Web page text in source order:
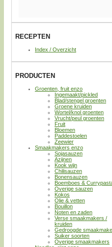
RECEPTEN
Index / Overzicht
PRODUCTEN
Groenten, fruit enzo
Ingemaakt/pickled
Blad/stengel groenten
Groene kruiden
Wortel/knol groenten
Vrucht/peul groenten
Fruit
Bloemen
Paddestoelen
Zeewier
Smaakmakers enzo
Sojasauzen
Azijnen
Kook wijn
Chilisauzen
Bonensauzen
Boemboes &
Overige sauzen
Kokos
Olie & vetten
Bouillon
Noten en zaden
Verse smaakmakers /
kruiden
Gedroogde
Suiker soorten
Overige smaakmakers